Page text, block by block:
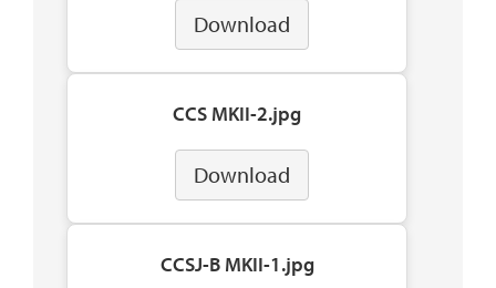
Download
CCS MKII-2.jpg
Download
CCSJ-B MKII-1.jpg